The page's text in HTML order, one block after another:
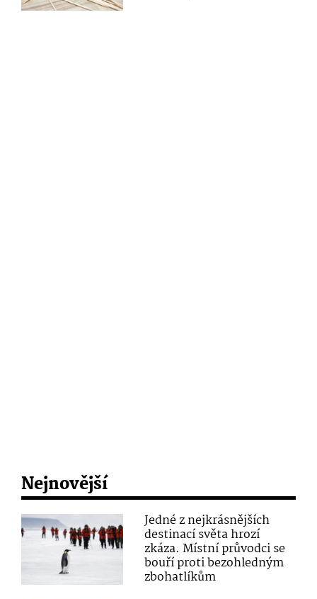
Nejnovější
Jedné z nejkrásnějších
destinací světa hrozí
zkáza. Místní průvodci se
bouří proti bezohledným
zbohatlíkům